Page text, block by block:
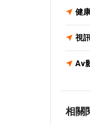
健
視
Av
相關